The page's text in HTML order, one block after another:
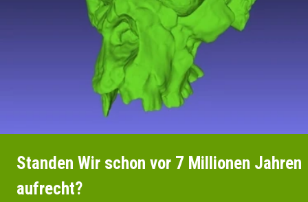
Standen Wir schon vor 7 Millionen Jahren
aufrecht?